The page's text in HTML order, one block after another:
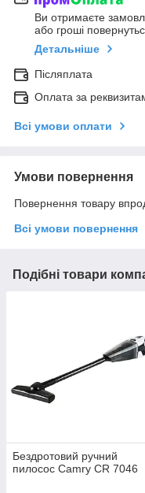
Ви отримаєте
або гроші
Детальніше
Післяплата
Оплата за
Всі умови оплати
Умови повернення
Повернення товару
Всі умови повернення
Подібні товари
Бездротовий ручний
пилосос Camry CR 7046